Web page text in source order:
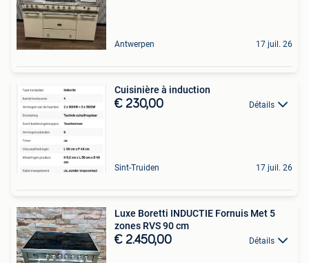
Antwerpen 17 juil. 26
Cuisinière à induction
€ 230,00 Détails
Sint-Truiden 17 juil. 26
Luxe Boretti INDUCTIE Fornuis Met 5
zones RVS 90 cm
€ 2.450,00 Détails